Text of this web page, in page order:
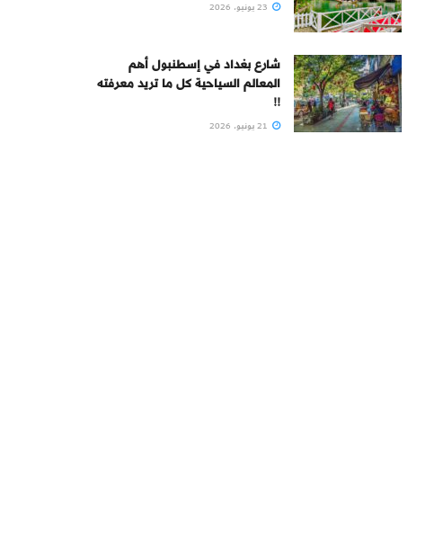
شارع بغداد في إسطنبول أهم
المعالم السياحية كل ما تريد معرفته
!!